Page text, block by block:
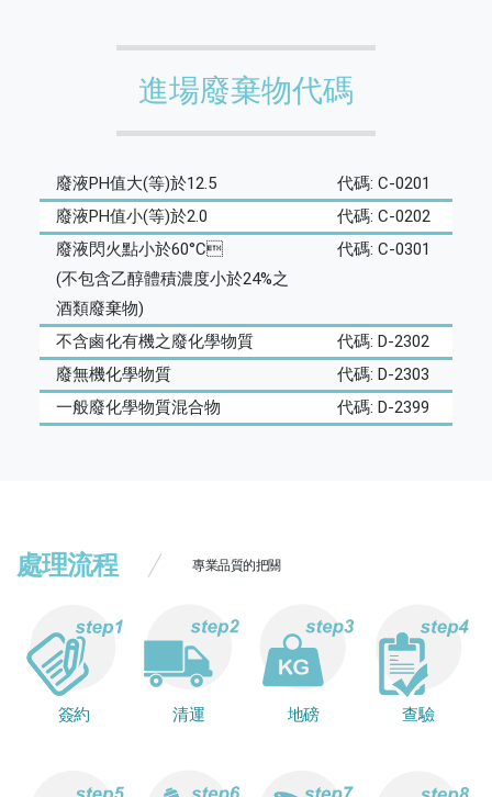
進場廢棄物代碼
廢液PH值大(等)於12.5
代碼: C-0201
廢液PH值小(等)於2.0
代碼: C-0202
廢液閃火點小於60°C
(不包含乙醇體積濃度小於24%之
酒類廢棄物)
代碼: C-0301
不含鹵化有機之廢化學物質
代碼: D-2302
廢無機化學物質
代碼: D-2303
一般廢化學物質混合物
代碼: D-2399
處理流程 專業品質的把關
簽約 清運 地磅 查驗